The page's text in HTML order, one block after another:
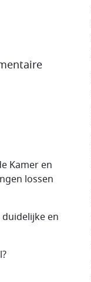
Kamer en
lossen
en